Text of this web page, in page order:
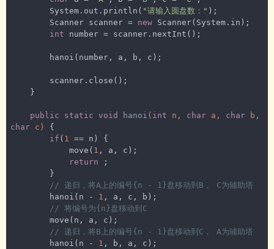
2:表示通路可以走； 3:表示该点走过，但是走不通
@param
map   地图
@param j   出发点列索引
public
// 到终点
if
            print(map);
return
// 该点没有走过，开始走
if (map[i][j] == 0 ) {
/*
             * 走的策略：下→右→上→左
            map[i][j] =
2 ;
// 下走
        System.out.println(
"请输入圆盘数：" );
        Scanner scanner =
new Scanner(System.in);
int number = scanner.nextInt();
public static void hanoi ( int n, char a, char
char c)
{
if ( 1 == n) {
            move(
1 , a, c);
return ;
// 递归，将A上的编号{n - 1}盘移动到B， C为辅助塔
        hanoi(n -
1 , a, c, b);
// 将编号为{n}盘移动到C
// 递归，将B上的编号{n - 1}盘移动到C， A为辅助塔
        hanoi(n -
1 , b, a, c);